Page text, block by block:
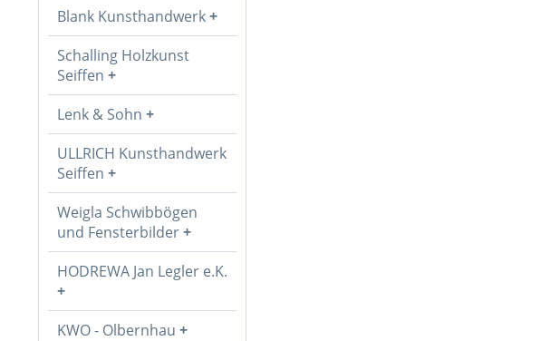
Blank Kunsthandwerk
Schalling Holzkunst
Seiffen
Lenk & Sohn
ULLRICH Kunsthandwerk
Seiffen
Weigla Schwibbögen
und Fensterbilder
HODREWA Jan Legler e.K.
KWO - Olbernhau